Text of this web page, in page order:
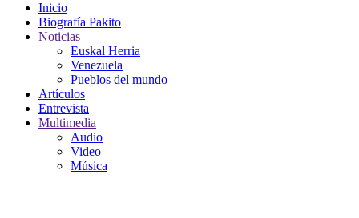
Inicio
Biografía Pakito
Noticias
Euskal Herria
Venezuela
Pueblos del mundo
Artículos
Entrevista
Multimedia
Audio
Video
Música